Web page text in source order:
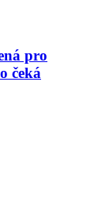
pro
čeká